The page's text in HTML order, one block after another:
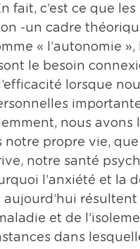
fait, c’est ce que
-un cadre
« l’autonomie
le besoin
lorsque
nous avons
propre vie,
notre santé
l’anxiété et la
résultent
et de
dans